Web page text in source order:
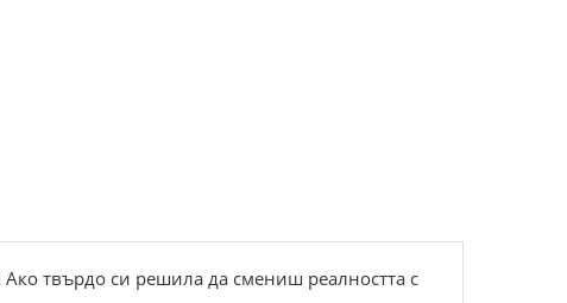
твърдо си решила да смениш реалността с